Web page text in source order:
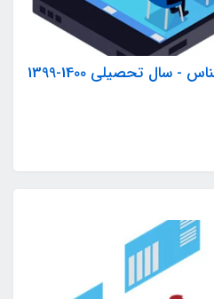
تحصیلی 1400-1399